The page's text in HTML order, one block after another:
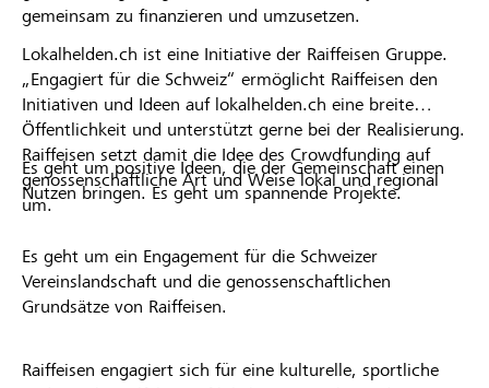
gemeinsam zu finanzieren und umzusetzen.
Lokalhelden.ch ist eine Initiative der Raiffeisen Gruppe.
„Engagiert für die Schweiz“ ermöglicht Raiffeisen den
Initiativen und Ideen auf lokalhelden.ch eine breite
Öffentlichkeit und unterstützt gerne bei der Realisierung.
Raiffeisen setzt damit die Idee des Crowdfunding auf
genossenschaftliche Art und Weise lokal und regional
um.
Es geht um positive Ideen, die der Gemeinschaft einen
Nutzen bringen. Es geht um spannende Projekte.
Es geht um ein Engagement für die Schweizer
Vereinslandschaft und die genossenschaftlichen
Grundsätze von Raiffeisen.
Raiffeisen engagiert sich für eine kulturelle, sportliche